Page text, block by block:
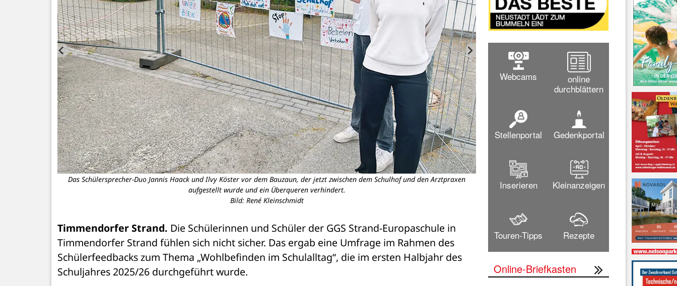
Das Schülersprecher-Duo Jannis Haack und Ilvy Köster vor dem Bauzaun, der jetzt zwischen dem Schulhof und den Arztpraxen
aufgestellt wurde und ein Überqueren verhindert.
Bild: René Kleinschmidt
Schüler der 5. Klasse haben am Bauzaun
Bild:
Timmendorfer Strand. Die Schülerinnen und Schüler der GGS Strand-Europaschule in
Timmendorfer Strand fühlen sich nicht sicher. Das ergab eine Umfrage im Rahmen des
Schülerfeed­backs zum Thema „Wohlbefinden im Schulalltag“, die im ersten Halbjahr des
Schuljahres 2025/26 durchgeführt wurde.
Webcams
online
durchblättern
Stellenportal Gedenkportal
Inserieren Kleinanzeigen
Touren-Tipps Rezepte
Online-Briefkasten